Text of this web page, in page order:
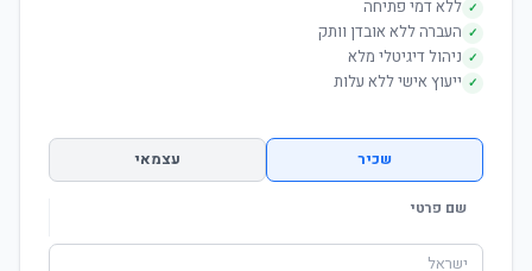
✓ ללא דמי פתיחה
✓ העברה ללא אובדן וותק
✓ ניהול דיגיטלי מלא
✓ ייעוץ אישי ללא עלות
שכיר עצמאי
שם פרטי